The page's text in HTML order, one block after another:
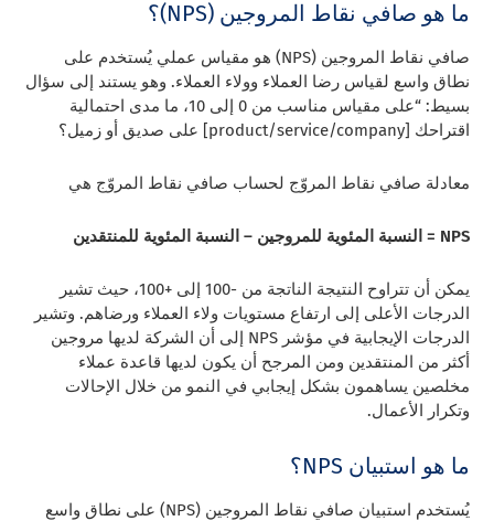
ما هو صافي نقاط المروجين (NPS)؟
صافي نقاط المروجين (NPS) هو مقياس عملي يُستخدم على
نطاق واسع لقياس رضا العملاء وولاء العملاء. وهو يستند إلى سؤال
بسيط: “على مقياس مناسب من 0 إلى 10، ما مدى احتمالية
اقتراحك [product/service/company] على صديق أو زميل؟
معادلة صافي نقاط المروّج لحساب صافي نقاط المروّج هي
NPS = النسبة المئوية للمروجين – النسبة المئوية للمنتقدين
يمكن أن تتراوح النتيجة الناتجة من -100 إلى +100، حيث تشير
الدرجات الأعلى إلى ارتفاع مستويات ولاء العملاء ورضاهم. وتشير
الدرجات الإيجابية في مؤشر NPS إلى أن الشركة لديها مروجين
أكثر من المنتقدين ومن المرجح أن يكون لديها قاعدة عملاء
مخلصين يساهمون بشكل إيجابي في النمو من خلال الإحالات
وتكرار الأعمال.
ما هو استبيان NPS؟
يُستخدم استبيان صافي نقاط المروجين (NPS) على نطاق واسع